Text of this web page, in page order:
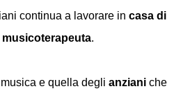
continua a lavorare in casa di
musicoterapeuta.
e quella degli anzianiche